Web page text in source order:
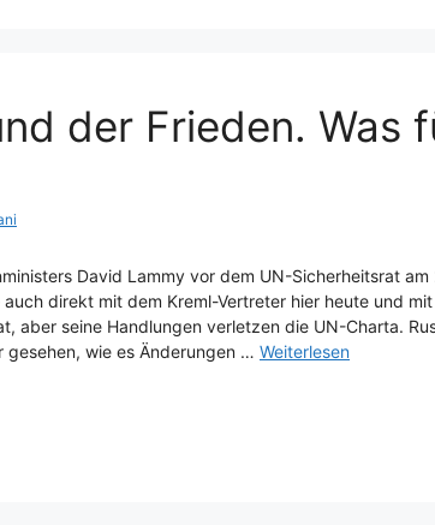
der Frieden. Was
David Lammy vor dem UN-Sicherheitsrat
direkt mit dem Kreml-Vertreter hier heute und
aber seine Handlungen verletzen die UN-Charta.
gesehen, wie es Änderungen … Weiterlesen